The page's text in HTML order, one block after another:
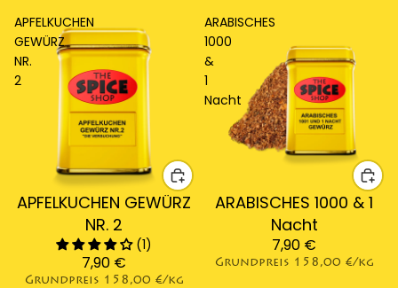
APFELKUCHEN
GEWÜRZ
NR.
2
APFELKUCHEN GEWÜRZ
NR. 2
(1)
7,90 €
Grundpreis 158,00 €/kg
ARABISCHES
1000
&
1
Nacht
ARABISCHES 1000 & 1
Nacht
7,90 €
Grundpreis 158,00 €/kg